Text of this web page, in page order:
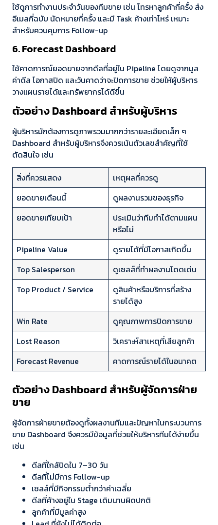
ใช้ดูการทำงานประจำวันของทีมขาย เช่น โทรหาลูกค้ากี่ครั้ง ส่ง
อีเมลกี่ฉบับ นัดหมายกี่ครั้ง และมี Task ค้างเท่าไหร่ เหมาะ
สำหรับควบคุมการ Follow-up
6. Forecast Dashboard
ใช้คาดการณ์ยอดขายจากดีลที่อยู่ใน Pipeline โดยดูจากมูล
ค่าดีล โอกาสปิด และวันคาดว่าจะปิดการขาย ช่วยให้ผู้บริหาร
วางแผนรายได้และทรัพยากรได้ดีขึ้น
ตัวอย่าง Dashboard สำหรับผู้บริหาร
ผู้บริหารมักต้องการดูภาพรวมมากกว่ารายละเอียดเล็ก ๆ
Dashboard สำหรับผู้บริหารจึงควรเน้นตัวเลขสำคัญที่ใช้
ตัดสินใจ เช่น
สิ่งที่ควรแสดง
เหตุผลที่ควรดู
ยอดขายเดือนนี้
ดูผลงานรวมของธุรกิจ
ยอดขายเทียบเป้า
ประเมินว่าทีมทำได้ตามแผน
หรือไม่
Pipeline Value
ดูรายได้ที่มีโอกาสเกิดขึ้น
Top Salesperson
ดูเซลส์ที่ทำผลงานโดดเด่น
Top Product / Service
ดูสินค้าหรือบริการที่สร้าง
รายได้สูง
Win Rate
ดูคุณภาพการปิดการขาย
Lost Reason
วิเคราะห์สาเหตุที่เสียลูกค้า
Forecast Revenue
คาดการณ์รายได้ในอนาคต
ตัวอย่าง Dashboard สำหรับผู้จัดการฝ่าย
ขาย
ผู้จัดการฝ่ายขายต้องดูทั้งผลงานทีมและปัญหาในกระบวนการ
ขาย Dashboard จึงควรมีข้อมูลที่ช่วยให้บริหารทีมได้ง่ายขึ้น
เช่น
ดีลที่ใกล้ปิดใน 7–30 วัน
ดีลที่ไม่มีการ Follow-up
เซลส์ที่มีกิจกรรมต่ำกว่าค่าเฉลี่ย
ดีลที่ค้างอยู่ใน Stage เดิมนานผิดปกติ
ลูกค้าที่มีมูลค่าสูง